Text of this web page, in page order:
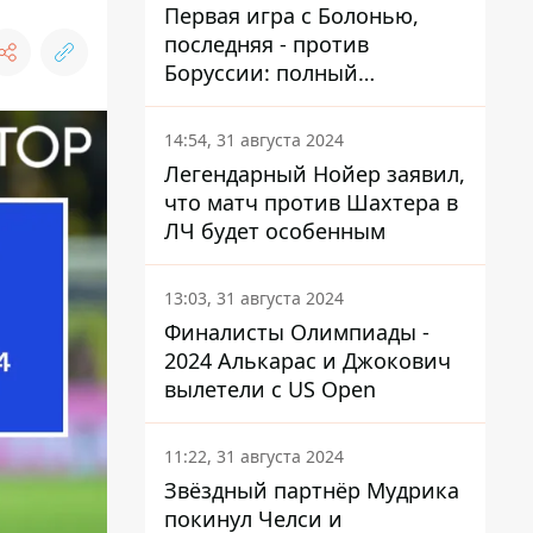
Первая игра с Болонью,
последняя - против
Боруссии: полный
календарь Шахтера в новой
ЛЧ
14:54, 31 августа 2024
Легендарный Нойер заявил,
что матч против Шахтера в
ЛЧ будет особенным
13:03, 31 августа 2024
Финалисты Олимпиады -
2024 Алькарас и Джокович
вылетели с US Open
11:22, 31 августа 2024
Звёздный партнёр Мудрика
покинул Челси и